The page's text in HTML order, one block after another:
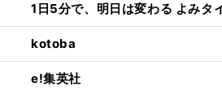
1日5分で、明日は変わる よみ
kotoba
e!集英社